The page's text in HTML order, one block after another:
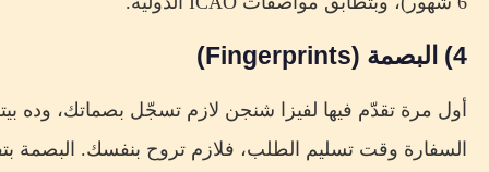
4) البصمة (Fingerprints)
أول مرة تقدّم فيها لفيزا شنجن لازم تسجّل بصماتك، وده
السفارة وقت تسليم الطلب، فلازم تروح بنفسك. البصمة